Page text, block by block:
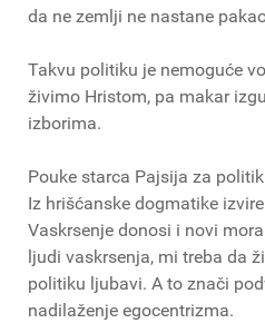
da ne zemlji ne nastane
Takvu politiku je nemoguće
živimo Hristom, pa makar
izborima.
Pouke starca Pajsija za
Iz hrišćanske dogmatike
Vaskrsenje donosi i novi
ljudi vaskrsenja, mi treba da
politiku ljubavi. A to znači
nadilaženje egocentrizma.